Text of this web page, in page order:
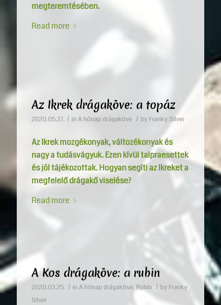
megteremtésében.
Read more
Az Ikrek drágaköve: a topáz
2020.05.27. / in A hónap drágaköve / by Franky Silver
Az Ikrek mozgékonyak, változékonyak és
nagy a tudásvágyuk. Ezen kívül talpraesettek
és jól tájékozottak. Hogyan segíti az Ikreket a
megfelelő drágakő viselése?
Read more
A Kos drágaköve: a rubin
2020.03.25. / in A hónap drágaköve, Rubin / by Franky
Silver